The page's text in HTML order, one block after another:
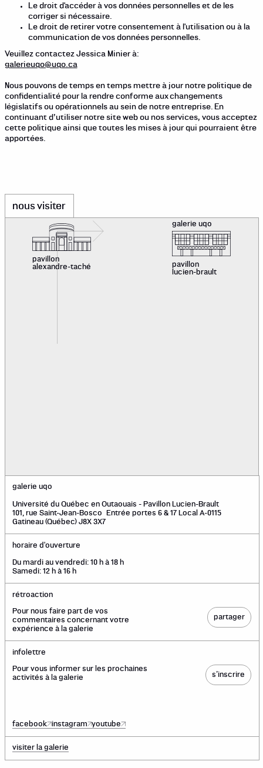
Le droit d'accéder à vos données personnelles et de les
corriger si nécessaire.
Le droit de retirer votre consentement à l'utilisation ou à la
communication de vos données personnelles.
Veuillez contactez Jessica Minier à:
galerieuqo@uqo.ca
Nous pouvons de temps en temps mettre à jour notre politique de
confidentialité pour la rendre conforme aux changements
législatifs ou opérationnels au sein de notre entreprise. En
continuant d’utiliser notre site web ou nos services, vous acceptez
cette politique ainsi que toutes les mises à jour qui pourraient être
apportées.
nous visiter
galerie uqo
Université du Québec en Outaouais - Pavillon Lucien-Brault
101, rue Saint-Jean-Bosco Entrée portes 6 & 17 Local A-0115
Gatineau (Québec) J8X 3X7
horaire d'ouverture
Du mardi au vendredi: 10 h à 18 h
Samedi: 12 h à 16 h
rétroaction
Pour nous faire part de vos
commentaires concernant votre
expérience à la galerie
partager
infolettre
Pour vous informer sur les prochaines
activités à la galerie
s’inscrire
facebook instagram youtube
visiter la galerie
galerie uqo
pavillon
lucien-brault
pavillon
alexandre-taché